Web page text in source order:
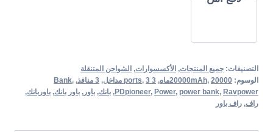
التصنيفات: جميع المنتجات, الأكسسوارات, الشواحن المتنقلة
الوسوم:
20000mAh, 20000ماه ,
3 ports
, 3 مداخل , 3 منافذ ,
Bank,
PDpioneer, Power, power bank, Ravpower
, بانك, باور , باور بانك, باوربانك,
راف, راف باور